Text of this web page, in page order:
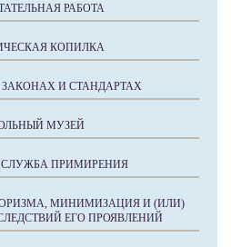
РАБОТА
КОПИЛКА
И СТАНДАРТАХ
МУЗЕЙ
ПРИМИРЕНИЯ
МИНИМИЗАЦИЯ И (ИЛИ)
ЕГО ПРОЯВЛЕНИЙ